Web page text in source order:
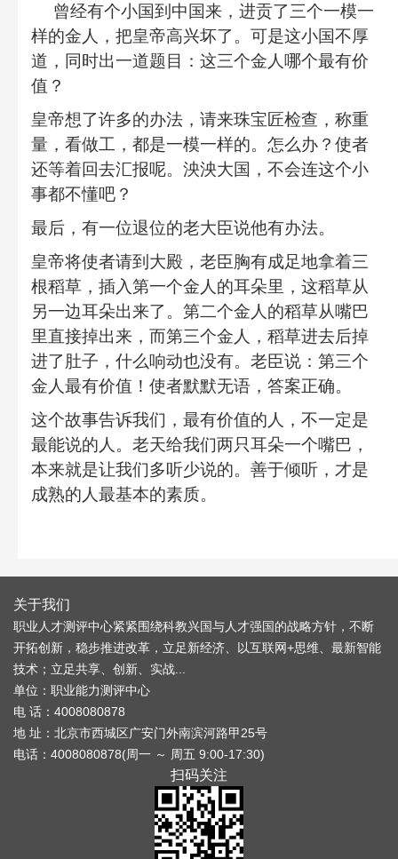
曾经有个小国到中国来，进贡了三个一模一
样的金人，把皇帝高兴坏了。可是这小国不厚
道，同时出一道题目：这三个金人哪个最有价
值？
皇帝想了许多的办法，请来珠宝匠检查，称重
量，看做工，都是一模一样的。怎么办？使者
还等着回去汇报呢。泱泱大国，不会连这个小
事都不懂吧？
最后，有一位退位的老大臣说他有办法。
皇帝将使者请到大殿，老臣胸有成足地拿着三
根稻草，插入第一个金人的耳朵里，这稻草从
另一边耳朵出来了。第二个金人的稻草从嘴巴
里直接掉出来，而第三个金人，稻草进去后掉
进了肚子，什么响动也没有。老臣说：第三个
金人最有价值！使者默默无语，答案正确。
这个故事告诉我们，最有价值的人，不一定是
最能说的人。老天给我们两只耳朵一个嘴巴，
本来就是让我们多听少说的。善于倾听，才是
成熟的人最基本的素质。
关于我们
职业人才测评中心紧紧围绕科教兴国与人才强国的战略方针，不断
开拓创新，稳步推进改革，立足新经济、以互联网+思维、最新智能
技术；立足共享、创新、实战...
单位：职业能力测评中心
电 话：4008080878
地 址：北京市西城区广安门外南滨河路甲25号
电话：4008080878(周一 ～ 周五 9:00-17:30)
扫码关注